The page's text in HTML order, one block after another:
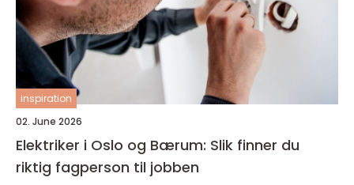
inspiration
02. June 2026
Elektriker i Oslo og Bærum: Slik finner du
riktig fagperson til jobben